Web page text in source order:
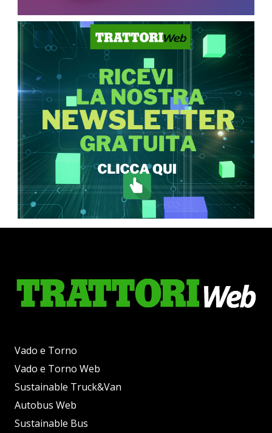
Vado e Torno
Vado e Torno Web
Sustainable Truck&Van
Autobus Web
Sustainable Bus